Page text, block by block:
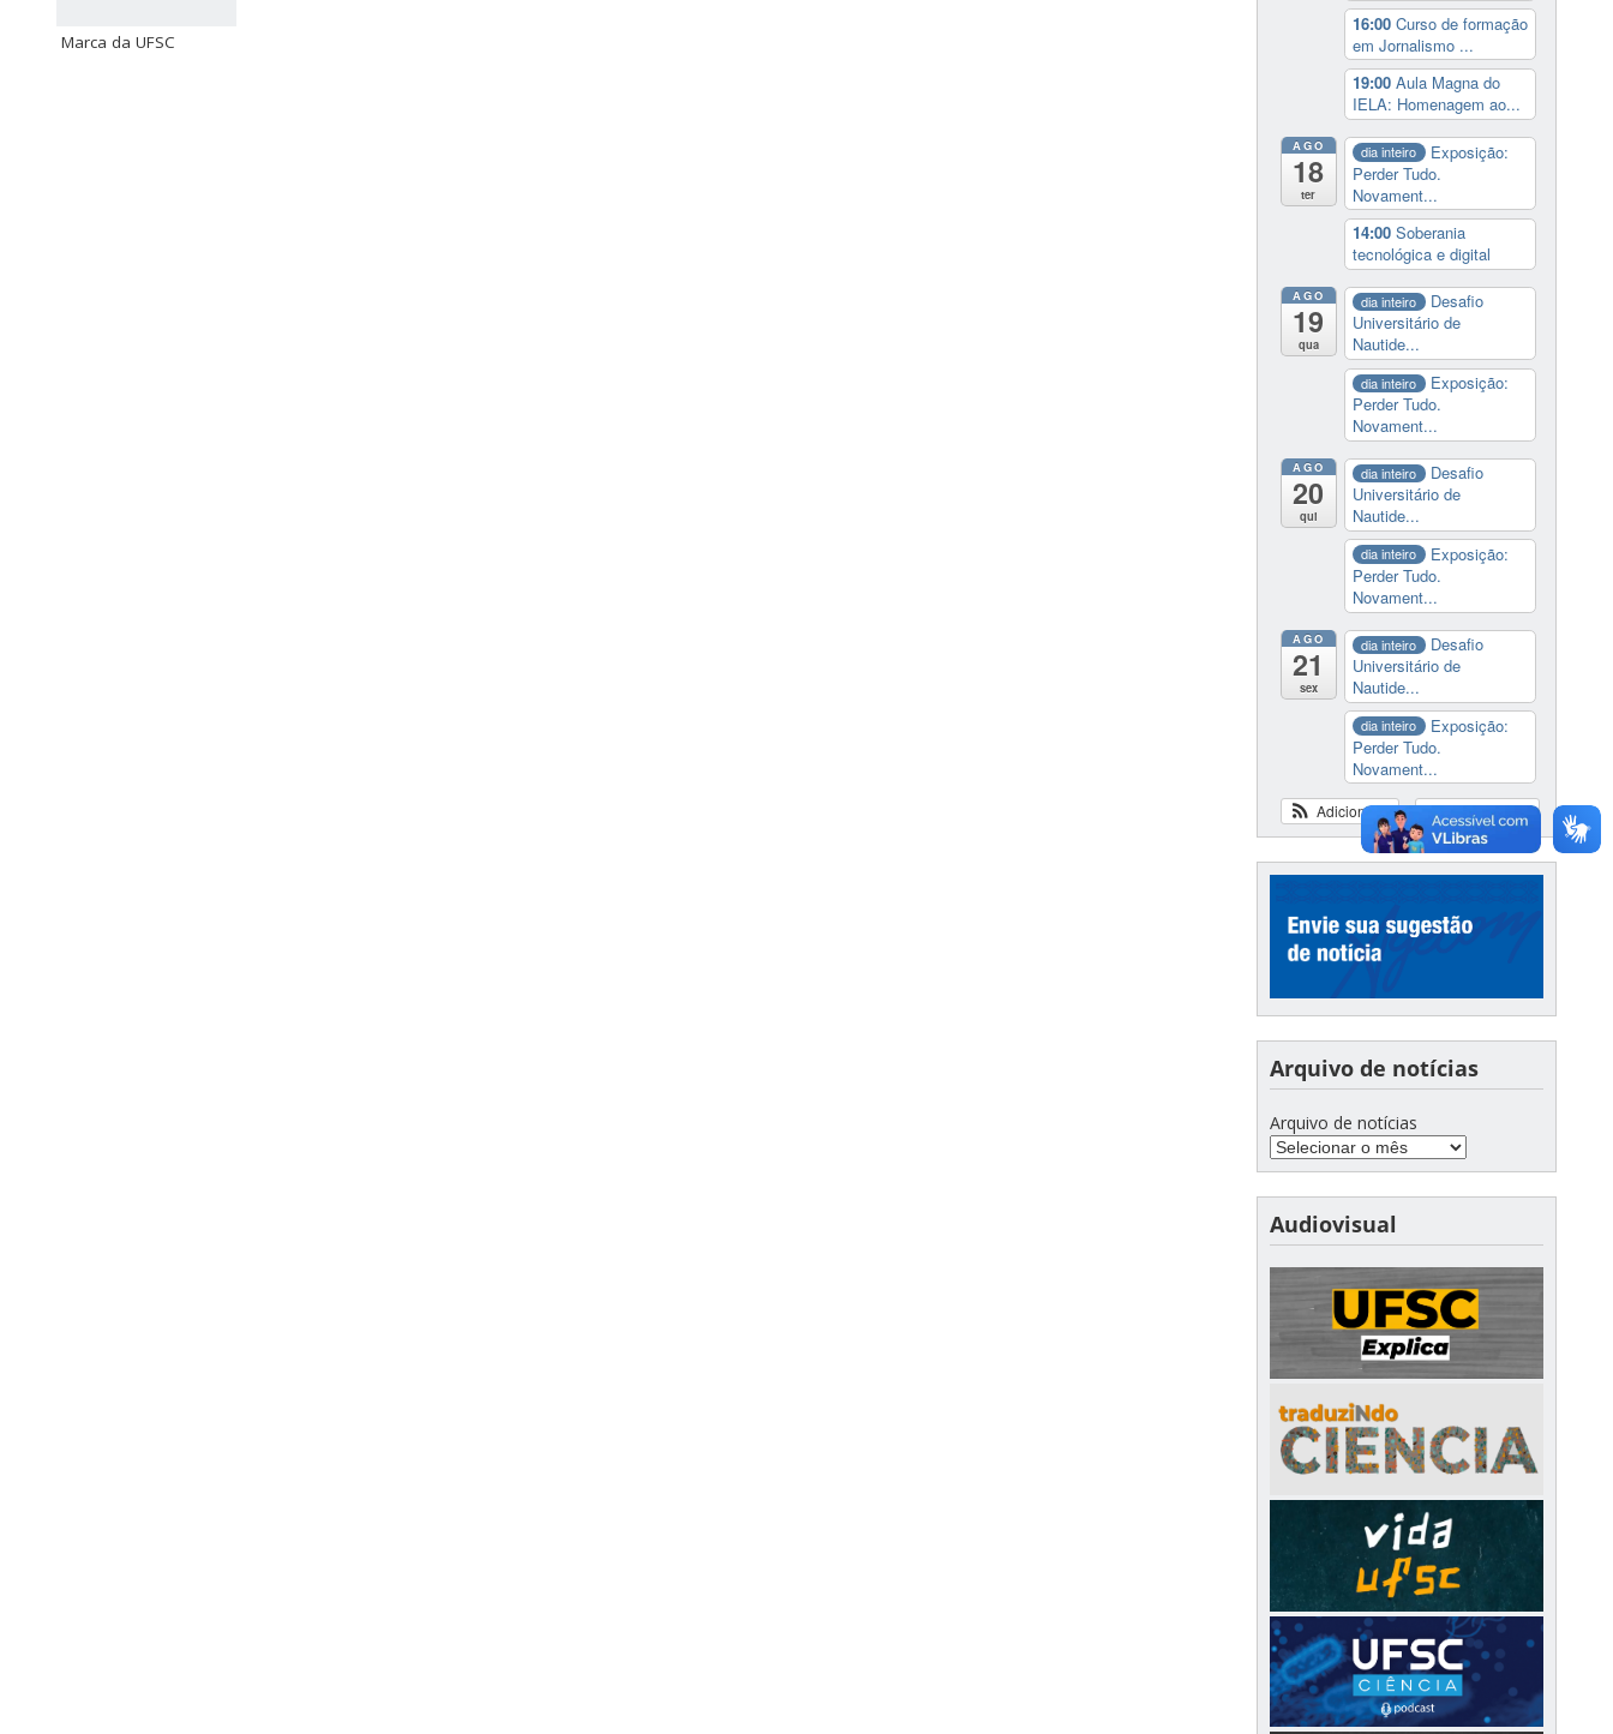
Marca da UFSC
16:00 Curso de formação
em Jornalismo ...
19:00 Aula Magna do
IELA: Homenagem ao...
AGO
18
ter
dia inteiro
Exposição:
Perder Tudo.
Novament...
14:00 Soberania
tecnológica e digital
AGO
19
qua
dia inteiro
Desafio
Universitário de
Nautide...
dia inteiro
Exposição:
Perder Tudo.
Novament...
AGO
20
qui
dia inteiro
Desafio
Universitário de
Nautide...
dia inteiro
Exposição:
Perder Tudo.
Novament...
AGO
21
sex
dia inteiro
Desafio
Universitário de
Nautide...
dia inteiro
Exposição:
Perder Tudo.
Novament...
Ver calendário
Adicionar
Arquivo de notícias
Arquivo de notícias
Audiovisual